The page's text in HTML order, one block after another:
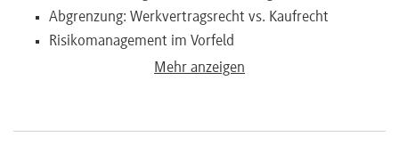
Abgrenzung: Werkvertragsrecht vs. Kaufrecht
Risikomanagement im Vorfeld
Change Requests und Service Level Agreements (SLAs)
Mehr anzeigen